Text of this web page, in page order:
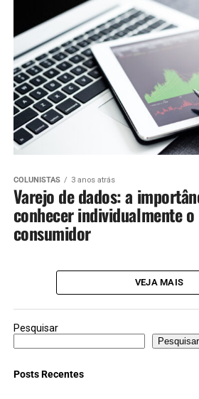
COLUNISTAS 3 anos atrás
Varejo de dados: a
conhecer individualmente o
consumidor
VEJA MAIS
Pesquisar
Pesquisar
Posts Recentes